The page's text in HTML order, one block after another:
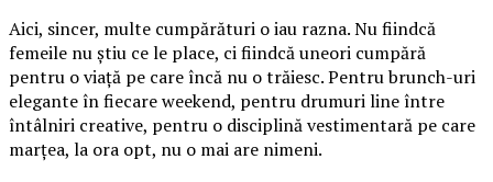
Aici, sincer, multe cumpărături o iau razna. Nu fiindcă
femeile nu știu ce le place, ci fiindcă uneori cumpără
pentru o viață pe care încă nu o trăiesc. Pentru brunch-uri
elegante în fiecare weekend, pentru drumuri line între
întâlniri creative, pentru o disciplină vestimentară pe care
marțea, la ora opt, nu o mai are nimeni.